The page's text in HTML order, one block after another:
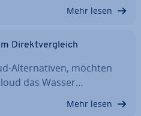
Mehr lesen
Di­rekt­ver­gleich
Al­ter­na­ti­ven, möchten
das Wasser…
Mehr lesen